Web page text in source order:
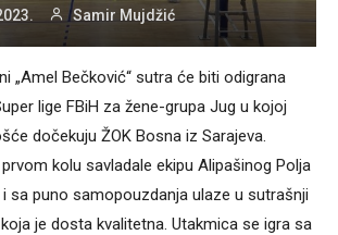
Samir Mujdžić
„Amel Bečković“ sutra će biti odigrana
lige FBiH za žene-grupa Jug u kojoj
dočekuju ŽOK Bosna iz Sarajeva.
kolu savladale ekipu Alipašinog Polja
sa puno samopouzdanja ulaze u sutrašnji
je dosta kvalitetna. Utakmica se igra sa